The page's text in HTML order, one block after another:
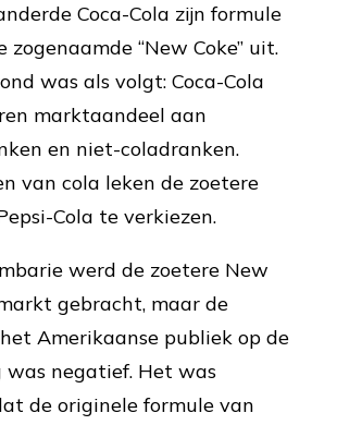
Coca-Cola zijn formule
zogenaamde “New Coke” uit.
was als volgt: Coca-Cola
marktaandeel aan
en niet-coladranken.
van cola leken de zoetere
Cola te verkiezen.
werd de zoetere New
gebracht, maar de
Amerikaanse publiek op de
was negatief. Het was
de originele formule van